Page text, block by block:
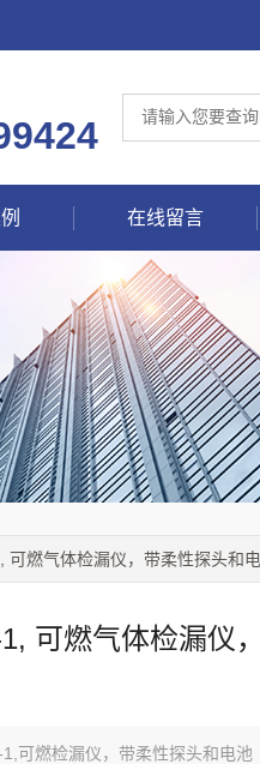
在线留言
燃气体检漏仪，带柔性探头和
可燃气体检漏仪
可燃检漏仪，带柔性探头和电池